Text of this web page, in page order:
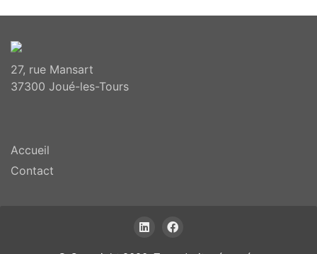
27, rue Mansart
37300 Joué-les-Tours
Accueil
Contact